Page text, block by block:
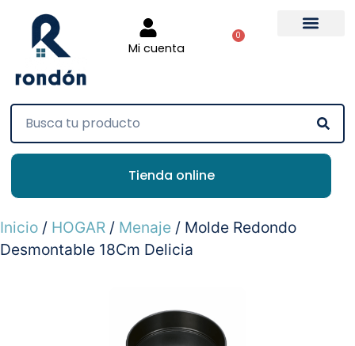
Mi cuenta
0
Tienda online
Inicio / HOGAR / Menaje / Molde Redondo
Desmontable 18Cm Delicia